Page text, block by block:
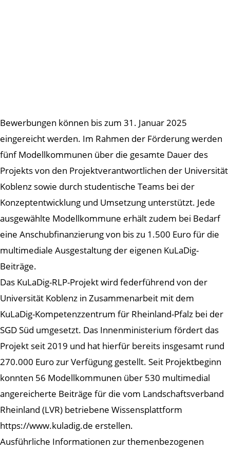
Bewerbungen können bis zum 31. Januar 2025
eingereicht werden. Im Rahmen der Förderung werden
fünf Modellkommunen über die gesamte Dauer des
Projekts von den Projektverantwortlichen der Universität
Koblenz sowie durch studentische Teams bei der
Konzeptentwicklung und Umsetzung unterstützt. Jede
ausgewählte Modellkommune erhält zudem bei Bedarf
eine Anschubfinanzierung von bis zu 1.500 Euro für die
multimediale Ausgestaltung der eigenen KuLaDig-
Beiträge.
Das KuLaDig-RLP-Projekt wird federführend von der
Universität Koblenz in Zusammenarbeit mit dem
KuLaDig-Kompetenzzentrum für Rheinland-Pfalz bei der
SGD Süd umgesetzt. Das Innenministerium fördert das
Projekt seit 2019 und hat hierfür bereits insgesamt rund
270.000 Euro zur Verfügung gestellt. Seit Projektbeginn
konnten 56 Modellkommunen über 530 multimedial
angereicherte Beiträge für die vom Landschaftsverband
Rheinland (LVR) betriebene Wissensplattform
https://www.kuladig.de erstellen.
Ausführliche Informationen zur themenbezogenen